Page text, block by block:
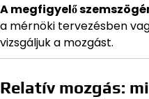
A megfigyelő
a mérnöki tervezésben
vizsgáljuk a mozgást.
Relatív mozgás: